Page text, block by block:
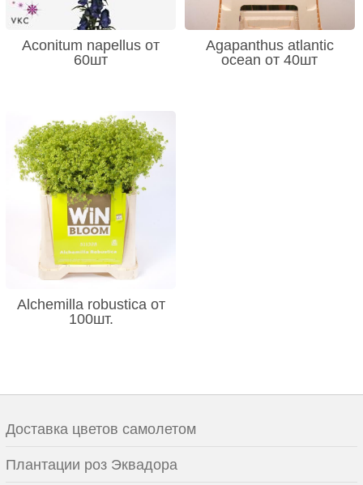
Aconitum napellus от
60шт
Agapanthus atlantic
ocean от 40шт
Alchemilla robustica от
100шт.
Доставка цветов самолетом
Плантации роз Эквадора